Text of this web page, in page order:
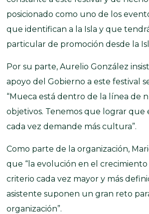
posicionado como uno de los
que identifican a la Isla y que
particular de promoción desde la
Por su parte, Aurelio González
apoyo del Gobierno a este festival
“Mueca está dentro de la línea de
objetivos. Tenemos que lograr que
cada vez demande más cultura”.
Como parte de la organización,
que “la evolución en el crecimiento
criterio cada vez mayor y más
asistente suponen un gran reto
organización”.